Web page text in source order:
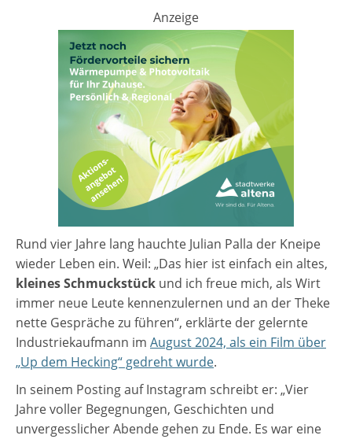
Anzeige
Rund vier Jahre lang hauchte Julian Palla der Kneipe
wieder Leben ein. Weil: „Das hier ist einfach ein altes,
kleines Schmuckstück und ich freue mich, als Wirt
immer neue Leute kennenzulernen und an der Theke
nette Gespräche zu führen“, erklärte der gelernte
Industriekaufmann im August 2024, als ein Film über
„Up dem Hecking“ gedreht wurde.
In seinem Posting auf Instagram schreibt er: „Vier
Jahre voller Begegnungen, Geschichten und
unvergesslicher Abende gehen zu Ende. Es war eine